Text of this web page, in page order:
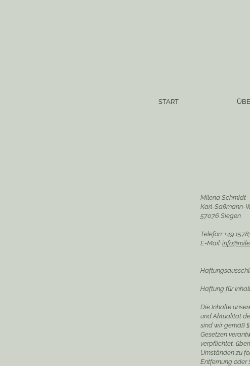
START
Milena Schmidt
Karl-Saßmann-
57076 Siegen
Telefon: +49
E-Mail:
Haftung für
Die Inhalte
und Aktualität
sind wir gemäß
Gesetzen
verpflichtet,
Umständen zu
Entfernung oder